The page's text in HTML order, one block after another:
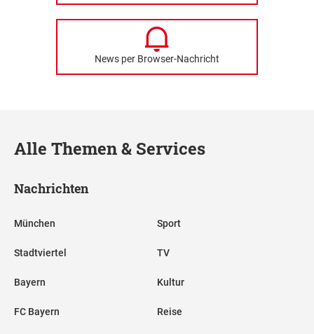
News per Browser-Nachricht
Alle Themen & Services
Nachrichten
München
Stadtviertel
Bayern
FC Bayern
Sport
TV
Kultur
Reise